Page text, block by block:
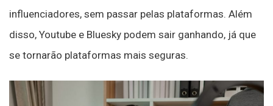
influenciadores, sem passar pelas plataformas. Além
disso, Youtube e Bluesky podem sair ganhando, já que
se tornarão plataformas mais seguras.